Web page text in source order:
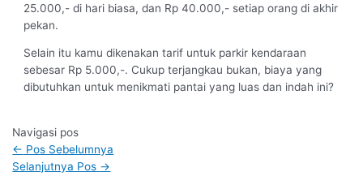
25.000,- di hari biasa, dan Rp 40.000,- setiap orang di akhir
pekan.
Selain itu kamu dikenakan tarif untuk parkir kendaraan
sebesar Rp 5.000,-. Cukup terjangkau bukan, biaya yang
dibutuhkan untuk menikmati pantai yang luas dan indah ini?
Navigasi pos
← Pos Sebelumnya
Selanjutnya Pos →